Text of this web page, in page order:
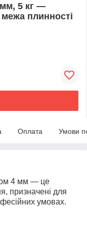
5 кг —
плинності
Оплата Умови
4 мм — це
призначені для
умовах.